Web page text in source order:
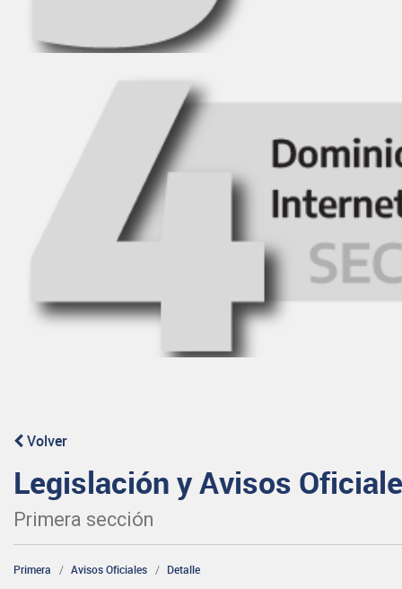
Volver
Legislación y Avisos
Primera sección
Primera Avisos Oficiales Detalle